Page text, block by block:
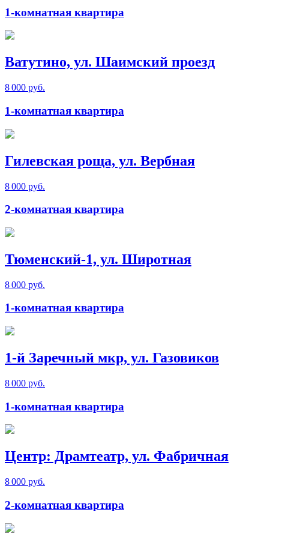
1-комнатная квартира
Ватутино, ул. Шаимский проезд
8 000 руб.
1-комнатная квартира
Гилевская роща, ул. Вербная
8 000 руб.
2-комнатная квартира
Тюменский-1, ул. Широтная
8 000 руб.
1-комнатная квартира
1-й Заречный мкр, ул. Газовиков
8 000 руб.
1-комнатная квартира
Центр: Драмтеатр, ул. Фабричная
8 000 руб.
2-комнатная квартира